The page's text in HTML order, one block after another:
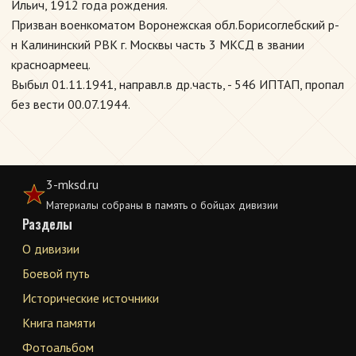
Ильич, 1912 года рождения.
Призван военкоматом Воронежская обл.Борисоглебский р-
н Калининский РВК г. Москвы часть 3 МКСД в звании
красноармеец.
Выбыл 01.11.1941, направл.в др.часть, - 546 ИПТАП, пропал
без вести 00.07.1944.
3-mksd.ru
Материалы собраны в память о бойцах дивизии
Разделы
О дивизии
Боевой путь
Исторические источники
Книга памяти
Фотоальбом